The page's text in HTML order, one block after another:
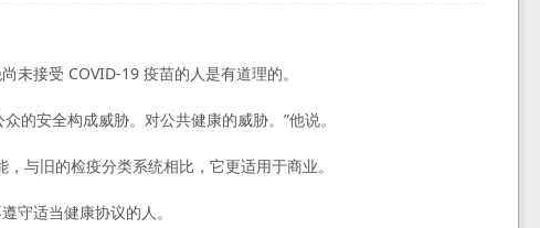
未接受 COVID-19 疫苗的人是有道理的。
的安全构成威胁。对公共健康的威胁。”他说。
与旧的检疫分类系统相比，它更适用于商业。
守适当健康协议的人。